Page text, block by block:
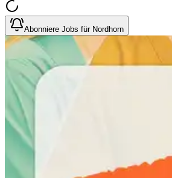
Abonniere Jobs für Nordhorn